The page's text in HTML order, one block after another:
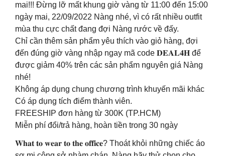
mai!!! Đừng lỡ mất khung giờ vàng từ 11:00 đến 15:00
ngày mai, 22/09/2022 Nàng nhé, vì có rất nhiều outfit
mùa thu cực chất đang đợi Nàng rước về đấy.
Chỉ cần thêm sản phẩm yêu thích vào giỏ hàng, đợi
đến đúng giờ vàng nhập ngay mã code 𝐃𝐄𝐀𝐋𝟒𝐇 để
được giảm 40% trên các sản phẩm nguyên giá Nàng
nhé!
Không áp dụng chung chương trình khuyến mãi khác
Có áp dụng tích điểm thành viên.
FREESHIP đơn hàng từ 300K (TP.HCM)
Miễn phí đổi/trả hàng, hoàn tiền trong 30 ngày
𝐖𝐡𝐚𝐭 𝐭𝐨 𝐰𝐞𝐚𝐫 𝐭𝐨 𝐭𝐡𝐞 𝐨𝐟𝐟𝐢𝐜𝐞? Thoát khỏi những chiếc áo